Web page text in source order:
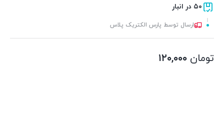
۵۰ در انبار
ارسال توسط پارس الکتریک پلاس
تومان